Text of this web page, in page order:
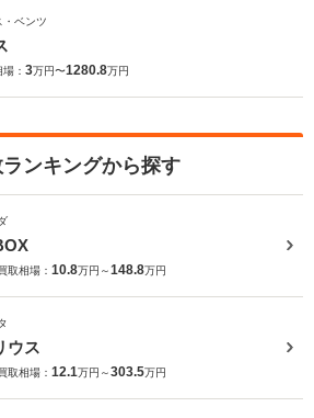
・ベンツ
： 3万円〜1280.8万円
ンキングから探す
取相場： 10.8万円～148.8万円
ウス
取相場： 12.1万円～303.5万円